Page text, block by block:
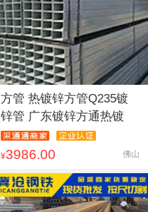
方管 热镀锌方管Q235镀
锌管 广东镀锌方通热镀
¥3986.00 佛山